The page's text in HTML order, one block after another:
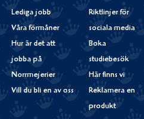
Lediga jobb
Våra förmåner
Hur är det att
jobba på
Norrmejerier
Vill du bli en av oss
Riktlinjer för
sociala media
Boka
studiebesök
Här finns vi
Reklamera en
produkt